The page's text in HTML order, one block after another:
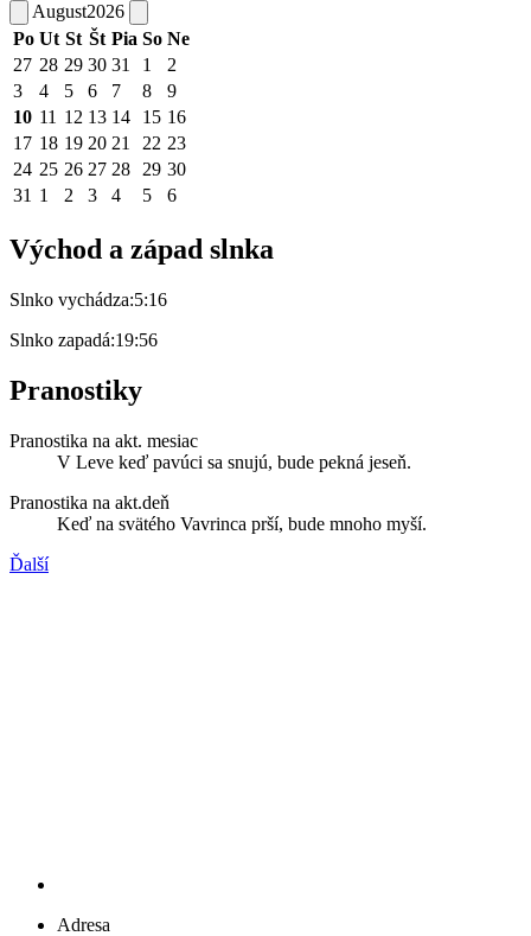
August2026
Po Ut St Št Pia So Ne
27 28 29 30 31 1
2
3
4 5 6 7 8
9
10 11 12 13 14 15 16
17 18 19 20 21 22 23
24 25 26 27 28 29 30
31 1 2 3 4 5 6
Východ a západ slnka
Slnko vychádza:5:16
Slnko zapadá:19:56
Pranostiky
Pranostika na akt. mesiac
V Leve keď pavúci sa snujú, bude pekná jeseň.
Pranostika na akt.deň
Keď na svätého Vavrinca prší, bude mnoho myší.
Ďalší
Adresa